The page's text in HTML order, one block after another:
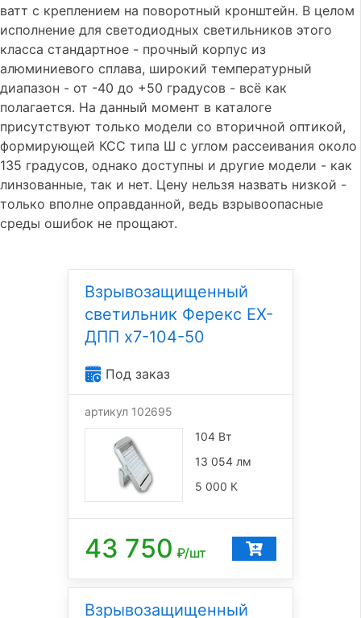
ватт с креплением на поворотный кронштейн. В целом
исполнение для светодиодных светильников этого
класса стандартное - прочный корпус из
алюминиевого сплава, широкий температурный
диапазон - от -40 до +50 градусов - всё как
полагается. На данный момент в каталоге
присутствуют только модели со вторичной оптикой,
формирующей КСС типа Ш с углом рассеивания около
135 градусов, однако доступны и другие модели - как
линзованные, так и нет. Цену нельзя назвать низкой -
только вполне оправданной, ведь взрывоопасные
среды ошибок не прощают.
Взрывозащищенный
светильник Ферекс EX-
ДПП x7-104-50
Под заказ
артикул 102695
104 Вт
13 054 лм
5 000 К
43 750 ₽/шт
Взрывозащищенный